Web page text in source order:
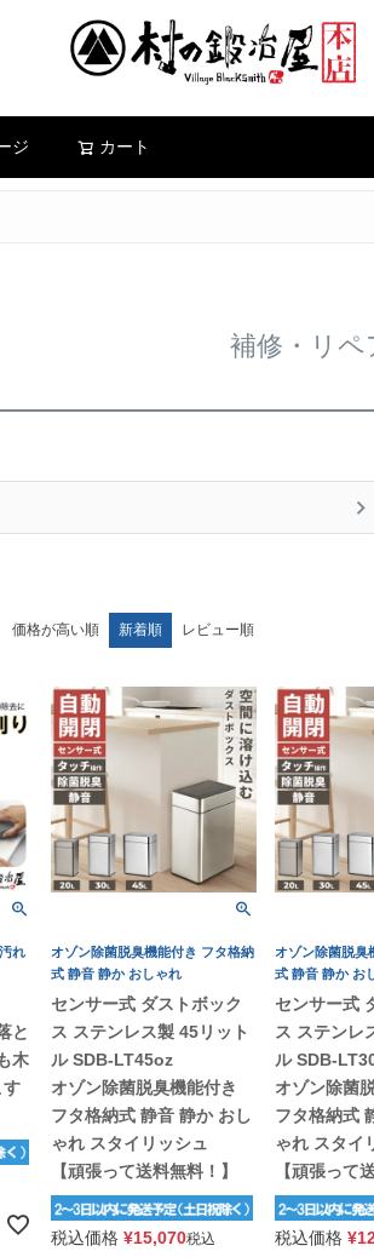
ジ カート
補修・リペ
価格が高い順 新着順 レビュー順
れ
と
木
す
オゾン除菌脱臭機能付き フタ格納
式 静音 静か おしゃれ
センサー式 ダストボック
ス ステンレス製 45リット
ル SDB-LT45oz
オゾン除菌脱臭機能付き
フタ格納式 静音 静か おし
ゃれ スタイリッシュ
【頑張って送料無料！】
税込価格 ¥15,070税込
オゾン除菌脱臭
式 静音 静か お
センサー式
ス ステンレ
ル SDB-
オゾン除菌
フタ格納式
ゃれ スタイ
【頑張って
税込価格 ¥